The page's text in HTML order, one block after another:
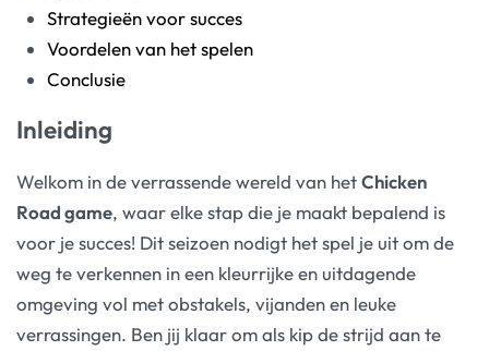
Strategieën voor succes
Voordelen van het spelen
Conclusie
Inleiding
Welkom in de verrassende wereld van hetChicken
Road game, waar elke stap die je maakt bepalend is
voor je succes! Dit seizoen nodigt het spel je uit om de
weg te verkennen in een kleurrijke en uitdagende
omgeving vol met obstakels, vijanden en leuke
verrassingen. Ben jij klaar om als kip de strijd aan te